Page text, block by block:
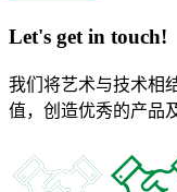
Let's get in touch!
我们将艺术与技术相
值，创造优秀的产品